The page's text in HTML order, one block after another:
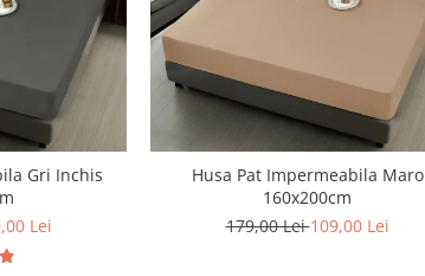
Gri Inchis
Lei
Husa Pat Impermeabila Maro
160x200cm
179,00 Lei109,00 Lei